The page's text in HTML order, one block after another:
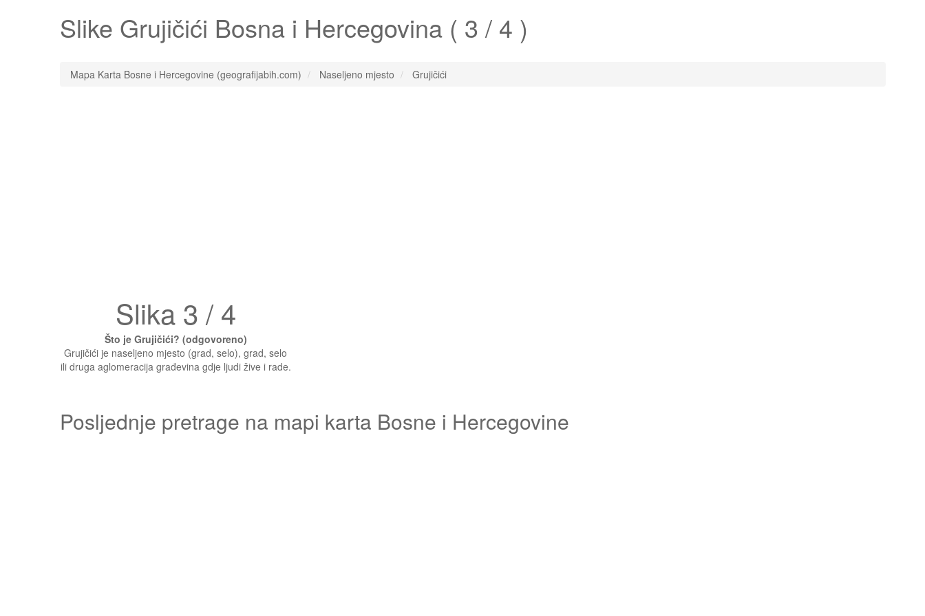
Slike Grujičići Bosna i Hercegovina ( 3 / 4 )
Mapa Karta Bosne i Hercegovine (geografijabih.com) Naseljeno mjesto Grujičići
Slika 3 / 4
Što je Grujičići? (odgovoreno)
Grujičići je naseljeno mjesto (grad, selo), grad, selo
ili druga aglomeracija građevina gdje ljudi žive i rade.
Posljednje pretrage na mapi karta Bosne i Hercegovine